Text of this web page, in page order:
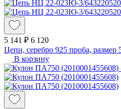
5 141 ₽ 6 120
Цепи, серебро 925 проба, размер
В корзину